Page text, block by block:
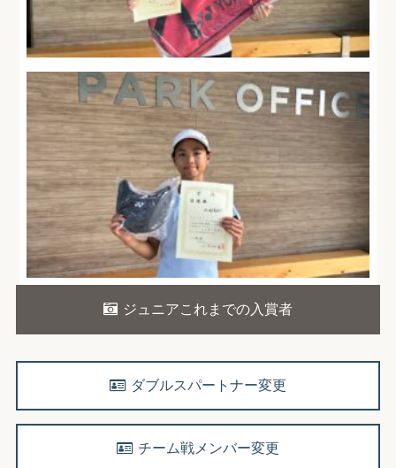
ジュニアこれまでの入賞者
ダブルスパートナー変更
チーム戦メンバー変更